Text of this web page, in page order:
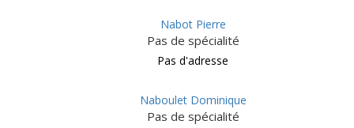
Nabot Pierre
Pas de spécialité
Pas d'adresse
Naboulet Dominique
Pas de spécialité